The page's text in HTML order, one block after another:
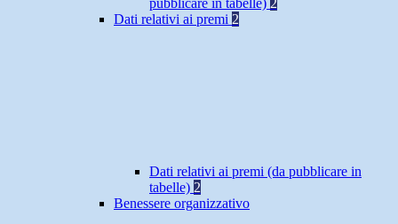
pubblicare in tabelle) 2
Dati relativi ai premi 2
Dati relativi ai premi (da pubblicare in
tabelle) 2
Benessere organizzativo